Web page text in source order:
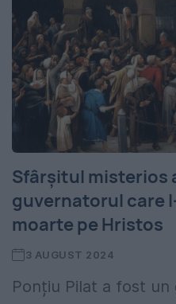
Sfârșitul misterios
guvernatorul care
moarte pe Hristos
3 AUGUST 2024
Ponțiu Pilat a fost